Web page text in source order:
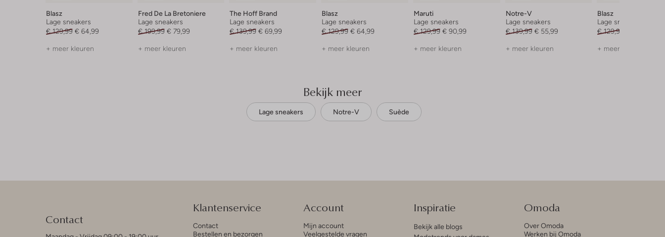
Blasz
Lage sneakers
€ 129,99 € 64,99
+ meer kleuren
Fred De La Bretoniere
Lage sneakers
€ 199,99 € 79,99
+ meer kleuren
The Hoff Brand
Lage sneakers
€ 139,99 € 69,99
+ meer kleuren
Blasz
Lage sneakers
€ 129,99 € 64,99
+ meer kleuren
Maruti
Lage sneakers
€ 129,99 € 90,99
+ meer kleuren
Notre-V
Lage sneakers
€ 139,99 € 55,99
+ meer kleuren
Blasz
Lage sneakers
€ 129,99
+ meer kleuren
Bekijk meer
Lage sneakers Notre-V Suède
Contact
Klantenservice
Contact
Bestellen en bezorgen
Account
Mijn account
Veelgestelde vragen
Inspiratie
Bekijk alle blogs
Omoda
Over Omoda
Werken bij Omoda